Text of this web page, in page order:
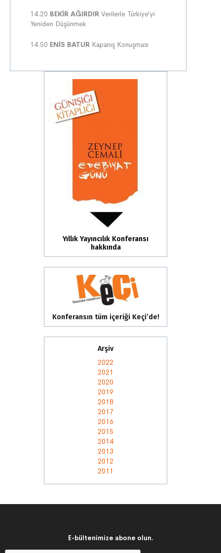
14.20 BEKİR AĞIRDIR Verilerle Türkiye’yi
Yeniden Düşünmek
14.50 ENİS BATUR Kapanış Konuşması
Yıllık Yayıncılık Konferansı
hakkında
Konferansın tüm içeriği Keçi’de!
Arşiv
2022
2021
2020
2019
2018
2017
2016
2015
2014
2013
2012
2011
E-bültenimize abone olun.